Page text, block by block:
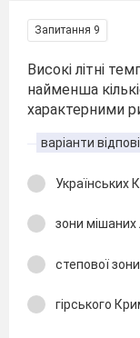
Запитання 9
Високі літні
найменша
характерними
варіанти
Українських
зони мішаних
степової зони
гірського